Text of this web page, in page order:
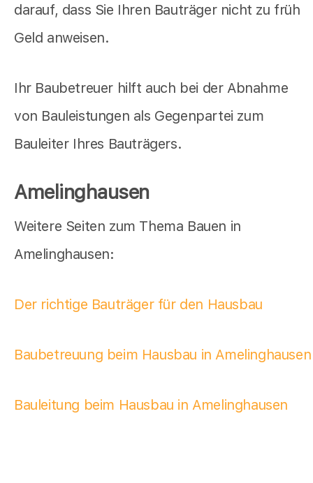
darauf, dass Sie Ihren Bauträger nicht zu früh
Geld anweisen.
Ihr Baubetreuer hilft auch bei der Abnahme
von Bauleistungen als Gegenpartei zum
Bauleiter Ihres Bauträgers.
Amelinghausen
Weitere Seiten zum Thema Bauen in
Amelinghausen:
Der richtige Bauträger für den Hausbau
Baubetreuung beim Hausbau in Amelinghausen
Bauleitung beim Hausbau in Amelinghausen